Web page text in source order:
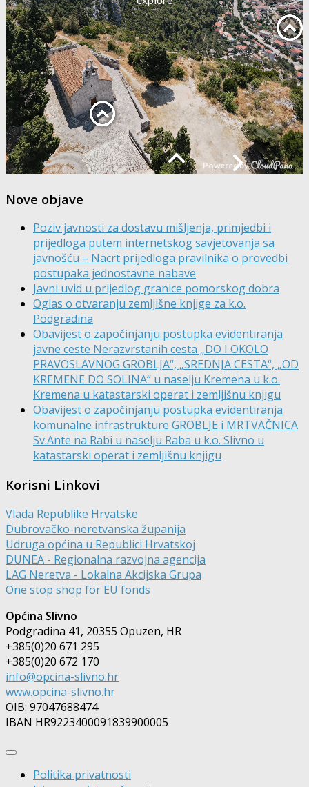
Nove objave
Poziv javnosti za dostavu mišljenja, primjedbi i
prijedloga putem internetskog savjetovanja sa
javnošću – Nacrt prijedloga pravilnika o provedbi
postupaka jednostavne nabave
Javni uvid u prijedlog granice pomorskog dobra
Oglas o otvaranju zemljišne knjige za k.o.
Podgradina
Obavijest o započinjanju postupka evidentiranja
javne ceste Nerazvrstanih cesta „DO I OKOLO
PRAVOSLAVNOG GROBLJA“, „SREDNJA CESTA“, „OD
KREMENE DO SOLINA“ u naselju Kremena u k.o.
Kremena u katastarski operat i zemljišnu knjigu
Obavijest o započinjanju postupka evidentiranja
komunalne infrastrukture GROBLJE i MRTVAČNICA
Sv.Ante na Rabi u naselju Raba u k.o. Slivno u
katastarski operat i zemljišnu knjigu
Korisni Linkovi
Vlada Republike Hrvatske
Dubrovačko-neretvanska županija
Udruga općina u Republici Hrvatskoj
DUNEA - Regionalna razvojna agencija
LAG Neretva - Lokalna Akcijska Grupa
One stop shop for EU fonds
Općina Slivno
Podgradina 41, 20355 Opuzen, HR
+385(0)20 671 295
+385(0)20 672 170
info@opcina-slivno.hr
www.opcina-slivno.hr
OIB: 97047688474
IBAN HR9223400091839900005
Politika privatnosti